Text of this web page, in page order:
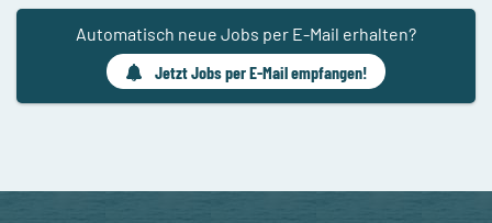
Automatisch neue Jobs per E-Mail erhalten?
Jetzt Jobs per E-Mail empfangen!